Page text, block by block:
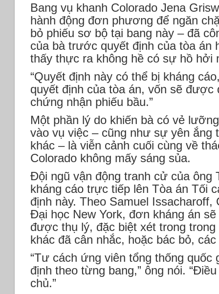
Bang vụ khanh Colorado Jena
hành động đơn phương để ngăn
bỏ phiếu sơ bộ tại bang này – đã
của bà trước quyết định của tòa án
thấy thực ra không hề có sự hồ hởi
“Quyết định này có thể bị kháng
quyết định của tòa án, vốn sẽ
chứng nhận phiếu bầu.”
Một phần lý do khiến bà có vẻ
vào vụ việc – cũng như sự yên ắng
khác – là viễn cảnh cuối cùng về
Colorado không mấy sáng sủa.
Đội ngũ vận động tranh cử của ông
kháng cáo trực tiếp lên Tòa án Tối
định này. Theo Samuel
Đại học New York, đơn kháng án
được thụ lý, đặc biệt xét trong
khác đã cân nhắc, hoặc bác bỏ,
“Tư cách ứng viên tổng thống
định theo từng bang,” ông nói.
chủ.”